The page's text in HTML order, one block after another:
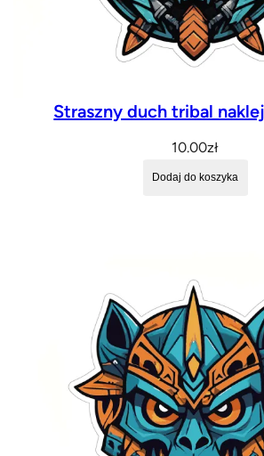
Straszny duch tribal
10.00zł
Dodaj do koszyka